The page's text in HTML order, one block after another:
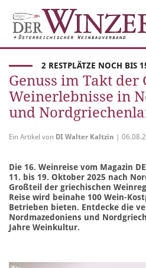
2 RESTPLÄTZE NOCH BIS
Genuss im Takt der
Weinerlebnisse in
und
Ein Artikel von DI Walter Kaltzin |
Die 16. Weinreise vom Magazin
11. bis 19. Oktober 2025 nach
Großteil der griechischen
Reise wird beinahe 100 Wein-
Betrieben bieten. Entdecke die
Nordmazedoniens und
Jahre Weinkultur.